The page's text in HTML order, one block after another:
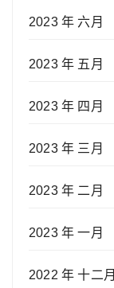
2023 年 六月
2023 年 五月
2023 年 四月
2023 年 三月
2023 年 二月
2023 年 一月
2022 年 十二月